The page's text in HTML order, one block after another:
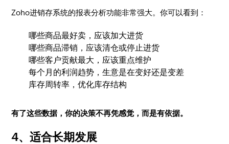
Zoho进销存系统的报表分析功能非常强大。你可以看到：
哪些商品最好卖，应该加大进货
哪些商品滞销，应该清仓或停止进货
哪些客户贡献最大，应该重点维护
每个月的利润趋势，生意是在变好还是变差
库存周转率，优化库存结构
有了这些数据，你的决策不再凭感觉，而是有依据。
4、适合长期发展